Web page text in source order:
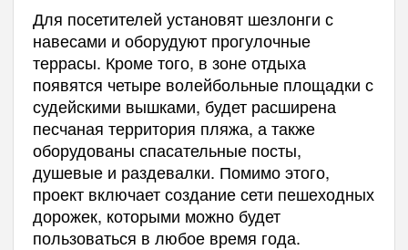
Для посетителей установят шезлонги с
навесами и оборудуют прогулочные
террасы. Кроме того, в зоне отдыха
появятся четыре волейбольные площадки с
судейскими вышками, будет расширена
песчаная территория пляжа, а также
оборудованы спасательные посты,
душевые и раздевалки. Помимо этого,
проект включает создание сети пешеходных
дорожек, которыми можно будет
пользоваться в любое время года.